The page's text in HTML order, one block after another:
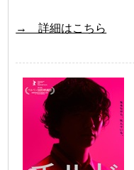
→ 詳細はこちら